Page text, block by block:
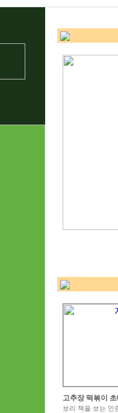
고추장 떡볶이
보리 책을 보는 인